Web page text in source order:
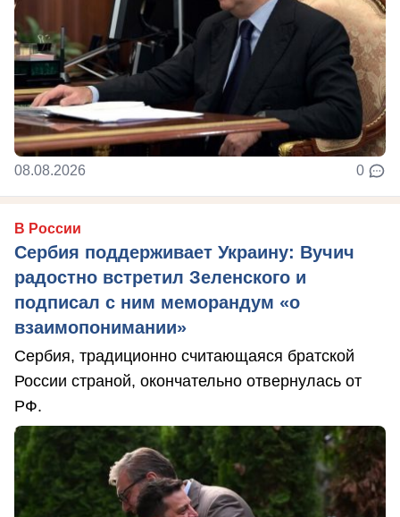
08.08.2026 0
В России
Сербия поддерживает Украину: Вучич
радостно встретил Зеленского и
подписал с ним меморандум «о
взаимопонимании»
Сербия, традиционно считающаяся братской
России страной, окончательно отвернулась от
РФ.